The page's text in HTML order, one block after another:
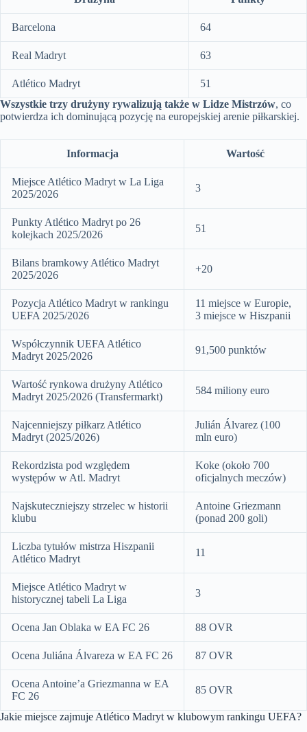
Barcelona 64
Real Madryt 63
Atlético Madryt
51
Wszystkie trzy drużyny rywalizują także w Lidze Mistrzów, co
potwierdza ich dominującą pozycję na europejskiej arenie piłkarskiej.
Informacja Wartość
Miejsce Atlético Madryt w La Liga
2025/2026
3
Punkty Atlético Madryt po 26
kolejkach 2025/2026
51
Bilans bramkowy Atlético Madryt
2025/2026
+20
Pozycja Atlético Madryt w rankingu
UEFA 2025/2026
11 miejsce w Europie,
3 miejsce w Hiszpanii
Współczynnik UEFA Atlético
Madryt 2025/2026
91,500 punktów
Wartość rynkowa drużyny Atlético
Madryt 2025/2026 (Transfermarkt)
584 miliony euro
Najcenniejszy piłkarz Atlético
Madryt (2025/2026)
Julián Álvarez (100
mln euro)
Rekordzista pod względem
występów w Atl. Madryt
Koke (około 700
oficjalnych meczów)
Najskuteczniejszy strzelec w historii
klubu
Antoine Griezmann
(ponad 200 goli)
Liczba tytułów mistrza Hiszpanii
Atlético Madryt
11
Miejsce Atlético Madryt w
historycznej tabeli La Liga
3
Ocena Jan Oblaka w EA FC 26 88 OVR
Ocena Juliána Álvareza w EA FC 26 87 OVR
Ocena Antoine’a Griezmanna w EA
FC 26
85 OVR
Jakie miejsce zajmuje Atlético Madryt w klubowym rankingu UEFA?